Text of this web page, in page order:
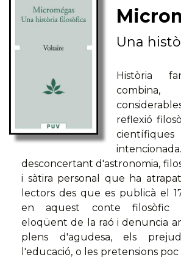
Una
Història
reflexió
desconcertant d'astronomia,
i sàtira personal que ha
lectors des que es publicà el
en aquest conte filosòfic
eloqüent de la raó i denuncia
plens d'agudesa, els
l'educació, o les pretensions poc